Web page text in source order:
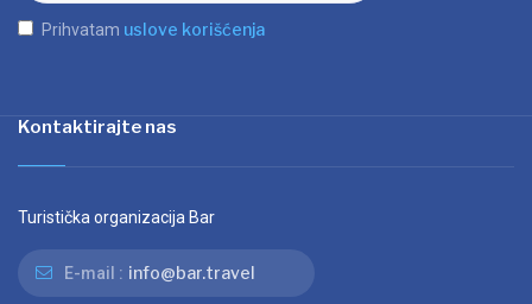
Prihvatam uslove korišćenja
Kontaktirajte nas
Turistička organizacija Bar
E-mail : info@bar.travel